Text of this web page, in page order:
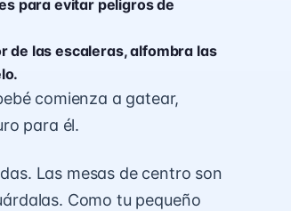
para evitar peligros de
de las escaleras, alfombra las
comienza a gatear,
para él.
Las mesas de centro son
Como tu pequeño